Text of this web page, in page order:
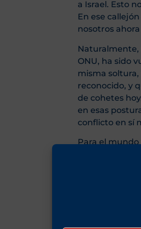
a Israel. Esto
En ese
nosotros
Naturalmente,
ONU, ha sido
misma
reconocido, y
de cohetes
en esas
conflicto en sí
Para el mundo
Israel está
setenta y,